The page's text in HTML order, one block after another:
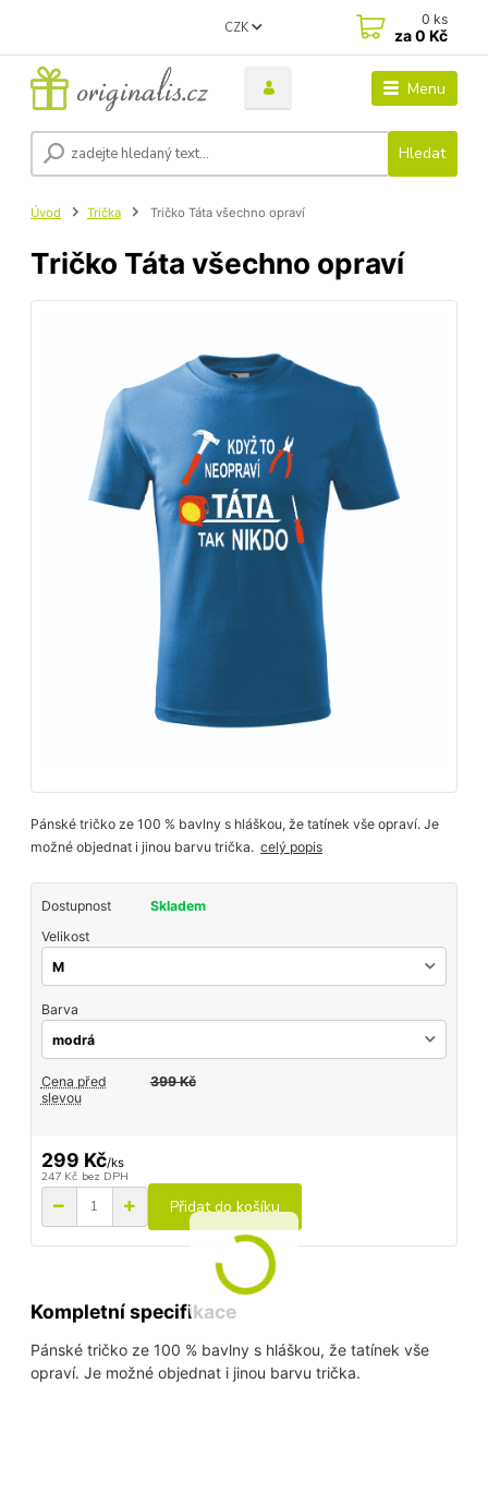
Menu
CZK
Hledat
0 ks
za0 Kč
Úvod Trička Tričko Táta všechno opraví
Tričko Táta všechno opraví
Pánské tričko ze 100 % bavlny s hláškou, že tatínek vše opraví. Je
možné objednat i jinou barvu trička.celý popis
Dostupnost
Skladem
Velikost
Barva
Cena před
slevou
399 Kč
299 Kč/ks
247 Kč bez DPH
Přidat do košíku
Kompletní specifikace
Pánské tričko ze 100 % bavlny s hláškou, že tatínek vše
opraví. Je možné objednat i jinou barvu trička.